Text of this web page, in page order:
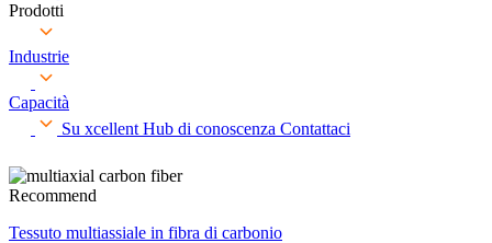
Prodotti
Industrie
Capacità
Su xcellent Hub di conoscenza Contattaci
Recommend
Tessuto multiassiale in fibra di carbonio